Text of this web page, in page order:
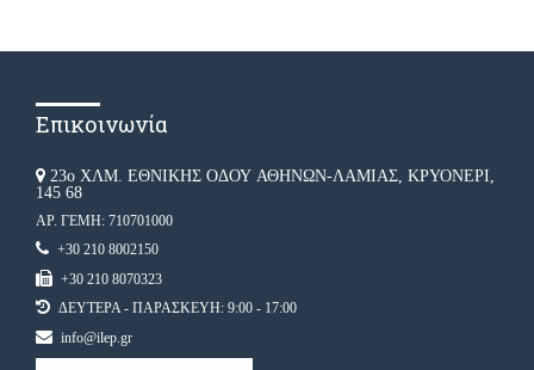
Επικοινωνία
23ο ΧΛΜ. ΕΘΝΙΚΗΣ ΟΔΟΥ ΑΘΗΝΩΝ-ΛΑΜΙΑΣ, ΚΡΥΟΝΕΡΙ,
145 68
ΑΡ. ΓΕΜΗ: 710701000
+30 210 8002150
+30 210 8070323
ΔΕΥΤΕΡΑ - ΠΑΡΑΣΚΕΥΗ: 9:00 - 17:00
info@ilep.gr